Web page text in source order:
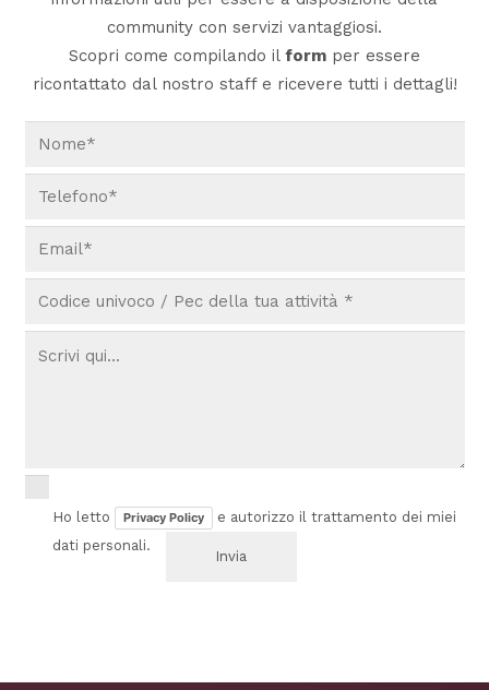
community con servizi vantaggiosi.
Scopri come compilando il form per essere
ricontattato dal nostro staff e ricevere tutti i dettagli!
Ho letto Privacy Policy
e autorizzo il trattamento dei miei
dati personali.